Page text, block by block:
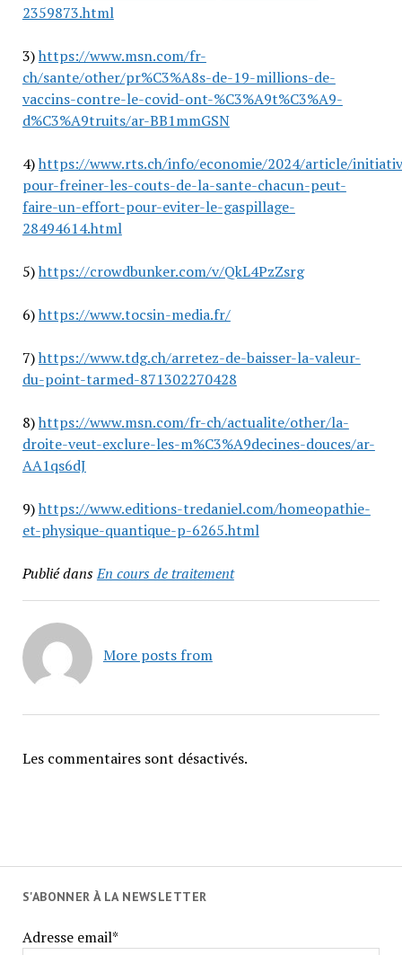
2359873.html
3)https://www.msn.com/fr-
ch/sante/other/pr%C3%A8s-de-19-millions-de-
vaccins-contre-le-covid-ont-%C3%A9t%C3%A9-
d%C3%A9truits/ar-BB1mmGSN
4)https://www.rts.ch/info/economie/2024/article/
pour-freiner-les-couts-de-la-sante-chacun-peut-
faire-un-effort-pour-eviter-le-gaspillage-
28494614.html
5)https://crowdbunker.com/v/QkL4PzZsrg
6)https://www.tocsin-media.fr/
7)https://www.tdg.ch/arretez-de-baisser-la-valeur-
du-point-tarmed-871302270428
8)https://www.msn.com/fr-ch/actualite/other/la-
droite-veut-exclure-les-m%C3%A9decines-douces/ar-
AA1qs6dJ
9)https://www.editions-tredaniel.com/homeopathie-
et-physique-quantique-p-6265.html
Publié dansEn cours de traitement
More posts from
Les commentaires sont désactivés.
S'ABONNER À LA NEWSLETTER
Adresse email*